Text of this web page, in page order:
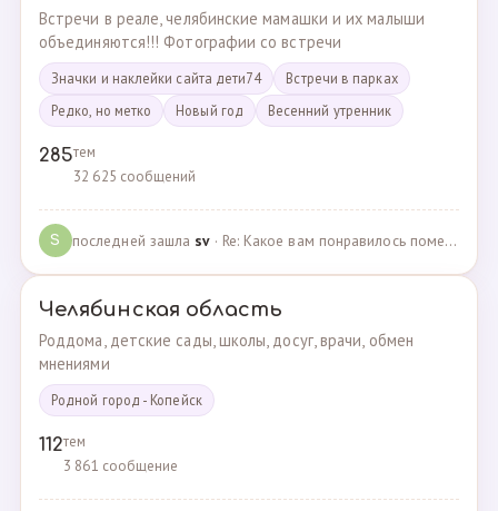
Встречи в реале, челябинские мамашки и их малыши
объединяются!!! Фотографии со встречи
Значки и наклейки сайта дети74
Встречи в парках
Редко, но метко
Новый год Весенний утренник
285тем
32 625 сообщений
S последней зашла sv· Re: Какое вам понравилось помещения для проведения … · 07.05.2025
Челябинская область
Роддома, детские сады, школы, досуг, врачи, обмен
мнениями
Родной город - Копейск
112тем
3 861 сообщение